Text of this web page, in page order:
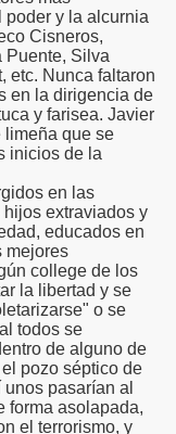
y la alcurnia
Cisneros,
Puente, Silva
etc. Nunca faltaron
en la dirigencia de
y farisea. Javier
limeña que se
inicios de la
en las
extraviados y
educados en
mejores
college de los
la libertad y se
o se
todos se
de alguno de
pozo séptico de
pasarían al
forma asolapada,
el terrorismo, y